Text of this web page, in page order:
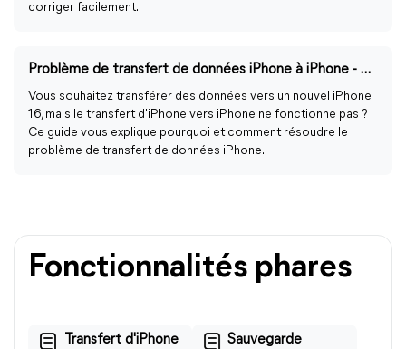
corriger facilement.
Problème de transfert de données iPhone à iPhone - 5 meilleures solutions
Vous souhaitez transférer des données vers un nouvel iPhone
16, mais le transfert d'iPhone vers iPhone ne fonctionne pas ?
Ce guide vous explique pourquoi et comment résoudre le
problème de transfert de données iPhone.
Fonctionnalités phares
Transfert d'iPhone
Sauvegarde